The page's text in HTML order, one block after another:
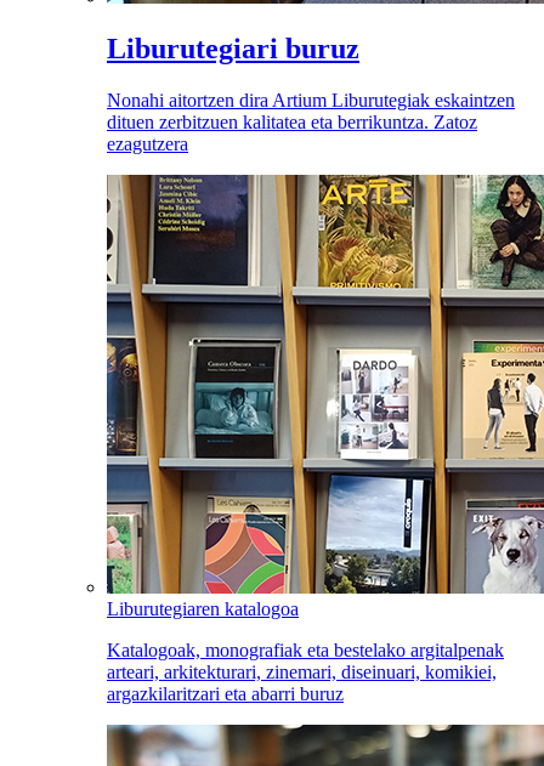
Liburutegiari buruz
Nonahi aitortzen dira Artium Liburutegiak eskaintzen
dituen zerbitzuen kalitatea eta berrikuntza. Zatoz
ezagutzera
Liburutegiaren katalogoa
Katalogoak, monografiak eta bestelako argitalpenak
arteari, arkitekturari, zinemari, diseinuari, komikiei,
argazkilaritzari eta abarri buruz